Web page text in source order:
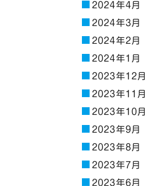
2024年4月
2024年3月
2024年2月
2024年1月
2023年12月
2023年11月
2023年10月
2023年9月
2023年8月
2023年7月
2023年6月